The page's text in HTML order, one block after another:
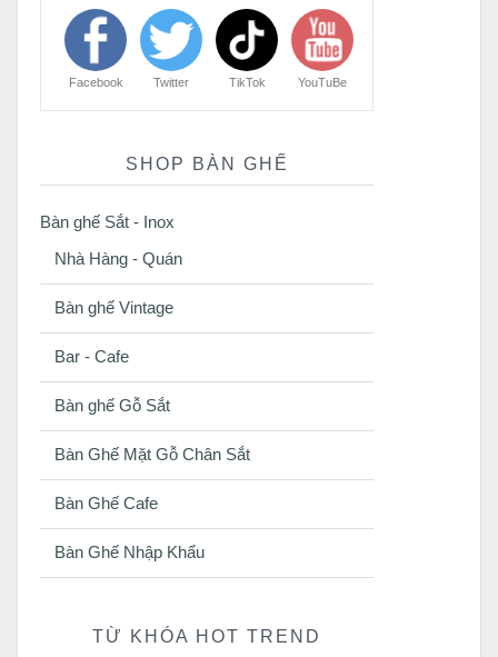
Facebook Twitter TikTok YouTuBe
SHOP BÀN GHẾ
Bàn ghế Sắt - Inox
Nhà Hàng - Quán
Bàn ghế Vintage
Bar - Cafe
Bàn ghế Gỗ Sắt
Bàn Ghế Mặt Gỗ Chân Sắt
Bàn Ghế Cafe
Bàn Ghế Nhập Khẩu
TỪ KHÓA HOT TREND